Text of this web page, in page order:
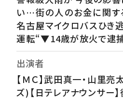
い…街の人のお金に関す
名古屋マイクロバスひき
運転“▼14歳が放火で逮
出演者
【ＭＣ】武田真一・山里
ズ)【日テレアナウンサー